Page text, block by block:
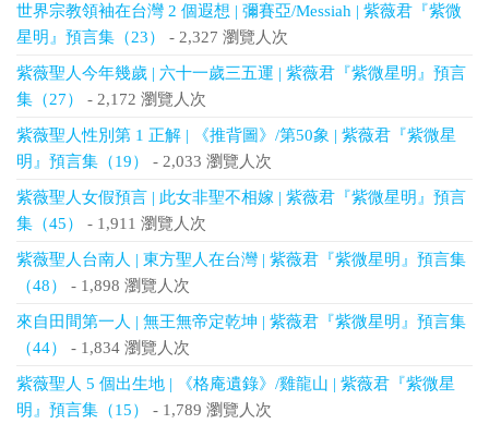
世界宗教領袖在台灣 2 個遐想 | 彌賽亞/Messiah | 紫薇君『紫微
星明』預言集（23）
- 2,327 瀏覽人次
紫薇聖人今年幾歲 | 六十一歲三五運 | 紫薇君『紫微星明』預言
集（27）
- 2,172 瀏覽人次
紫薇聖人性別第 1 正解 | 《推背圖》/第50象 | 紫薇君『紫微星
明』預言集（19）
- 2,033 瀏覽人次
紫薇聖人女假預言 | 此女非聖不相嫁 | 紫薇君『紫微星明』預言
集（45）
- 1,911 瀏覽人次
紫薇聖人台南人 | 東方聖人在台灣 | 紫薇君『紫微星明』預言集
（48）
- 1,898 瀏覽人次
來自田間第一人 | 無王無帝定乾坤 | 紫薇君『紫微星明』預言集
（44）
- 1,834 瀏覽人次
紫薇聖人 5 個出生地 | 《格庵遺錄》/雞龍山 | 紫薇君『紫微星
明』預言集（15）
- 1,789 瀏覽人次